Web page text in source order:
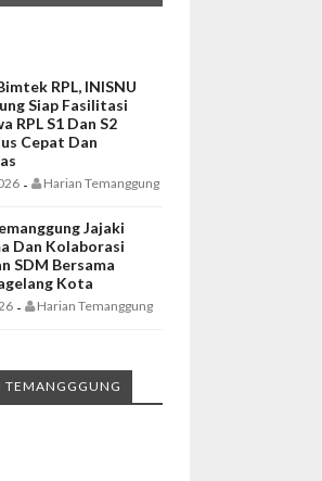
RPL, INISNU
Siap Fasilitasi
RPL S1 Dan S2
Cepat Dan
- Harian Temanggung
Jajaki
Dan Kolaborasi
SDM Bersama
Kota
- Harian Temanggung
TEMANGGGUNG